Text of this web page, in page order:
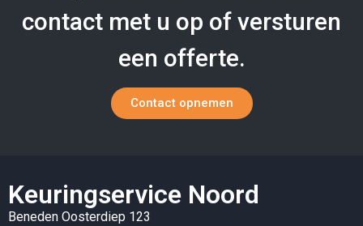
contact met u op of versturen
een offerte.
Contact opnemen
Keuringservice Noord
Beneden Oosterdiep 123